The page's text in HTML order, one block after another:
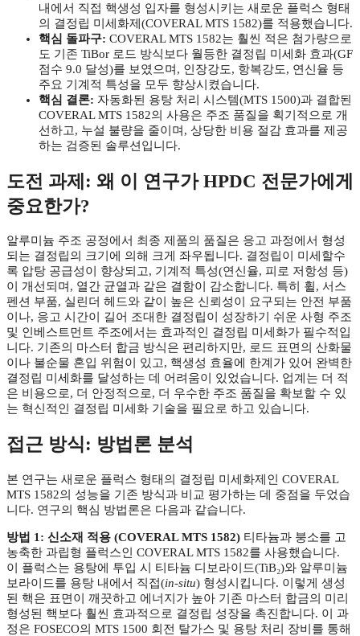
내에서 직접 핵생성 입자를 형성시키는 새로운 플럭스 형태
의 결정립 미세화제(COVERAL MTS 1582)를 적용했습니다.
핵심 돌파구: COVERAL MTS 1582는 훨씬 적은 첨가량으로
도 기존 TiBor 로드 방식보다 월등한 결정립 미세화 효과(GF
점수 9.0 달성)를 보였으며, 인장강도, 항복강도, 연신율 등
주요 기계적 특성을 모두 향상시켰습니다.
핵심 결론: 자동화된 용탕 처리 시스템(MTS 1500)과 결합된
COVERAL MTS 1582의 사용은 주조 품질을 획기적으로 개
선하고, 누설 불량을 줄이며, 상당한 비용 절감 효과를 제공
하는 검증된 솔루션입니다.
도전 과제: 왜 이 연구가 HPDC 전문가에게
중요한가?
알루미늄 주조 공정에서 최종 제품의 품질은 응고 과정에서 형성
되는 결정립의 크기에 의해 크게 좌우됩니다. 결정립이 미세할수
록 압탕 공급성이 향상되고, 기계적 특성(연신율, 피로 저항성 등)
이 개선되며, 열간 균열과 같은 결함이 감소합니다. 특히 휠, 서스
펜션 부품, 실린더 헤드와 같이 높은 신뢰성이 요구되는 안전 부품
이나, 응고 시간이 길어 조대한 결정립이 성장하기 쉬운 사형 주조
및 인베스트먼트 주조에서는 효과적인 결정립 미세화가 필수적입
니다. 기존의 마스터 합금 방식은 편리하지만, 로드 표면의 산화물
이나 불순물 혼입 위험이 있고, 핵생성 효율에 한계가 있어 완벽한
결정립 미세화를 달성하는 데 어려움이 있었습니다. 업계는 더 적
은 비용으로, 더 안정적으로, 더 우수한 주조 품질을 확보할 수 있
는 혁신적인 결정립 미세화 기술을 필요로 하고 있습니다.
접근 방식: 방법론 분석
본 연구는 새로운 플럭스 형태의 결정립 미세화제인 COVERAL
MTS 1582의 성능을 기존 방식과 비교 평가하는 데 중점을 두었습
니다. 연구의 핵심 방법론은 다음과 같습니다.
방법 1: 신소재 적용 (COVERAL MTS 1582) 티타늄과 붕소를 고
농축한 과립형 플럭스인 COVERAL MTS 1582를 사용했습니다.
이 플럭스는 용탕에 투입 시 티타늄 디보라이드(TiB₂)와 알루미늄
보라이드를 용탕 내에서 직접(in-situ) 형성시킵니다. 이렇게 생성
된 핵은 표면이 깨끗하고 에너지가 높아 기존 마스터 합금의 미리
형성된 핵보다 훨씬 효과적으로 결정립 성장을 촉진합니다. 이 과
정은 FOSECO의 MTS 1500 회전 탈가스 및 용탕 처리 장비를 통해